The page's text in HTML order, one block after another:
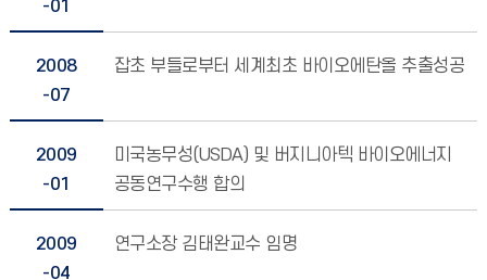
-01
2008
-07
잡초 부들로부터 세계최초 바이오에탄올 추출성공
2009
-01
미국농무성(USDA) 및 버지니아텍 바이오에너지
공동연구수행 합의
2009
-04
연구소장 김태완교수 임명